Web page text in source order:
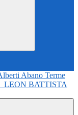
LEON BATTISTA